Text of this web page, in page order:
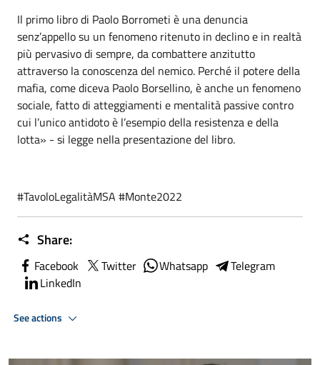
Il primo libro di Paolo Borrometi è una denuncia
senz’appello su un fenomeno ritenuto in declino e in realtà
più pervasivo di sempre, da combattere anzitutto
attraverso la conoscenza del nemico. Perché il potere della
mafia, come diceva Paolo Borsellino, è anche un fenomeno
sociale, fatto di atteggiamenti e mentalità passive contro
cui l’unico antidoto è l’esempio della resistenza e della
lotta» - si legge nella presentazione del libro.
#TavoloLegalitàMSA #Monte2022
Share:
Facebook Twitter Whatsapp
Telegram
LinkedIn
See actions